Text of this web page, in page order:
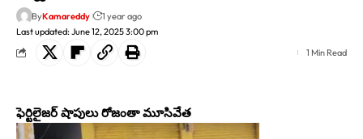
Last updated: June 12, 2025 3:00 pm
ByKamareddy 1 year ago
1 Min Read
ఫెర్టిలైజర్ షాపులు రోజంతా మూసివేత